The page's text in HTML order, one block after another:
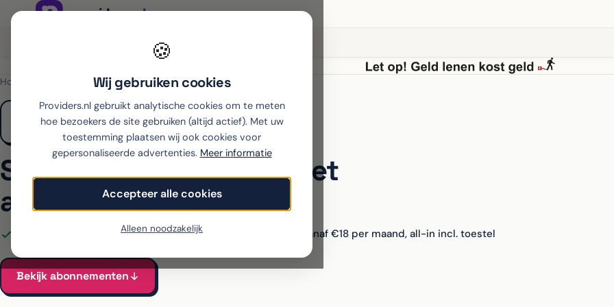
🍪
Wij gebruiken cookies
Providers.nl gebruikt analytische cookies om te meten
hoe bezoekers de site gebruiken (altijd actief). Met uw
toestemming plaatsen wij ook cookies voor
gepersonaliseerde advertenties. Meer informatie
Accepteer alle cookies
Alleen noodzakelijk
Home Galaxy A36›Ben
Samsung Galaxy A36 met
abonnement bij Ben
Alle Ben-abonnementen voor de Galaxy A36 vergeleken Vanaf €18 per maand, all-in incl. toestel
Bekijk abonnementen